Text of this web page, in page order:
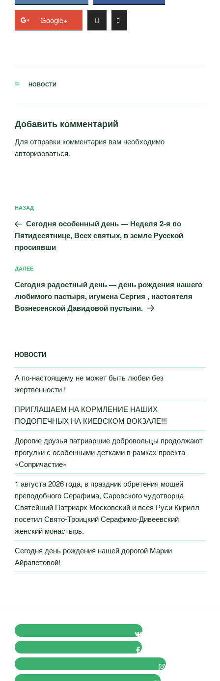
Google+
РУБРИКИ
НОВОСТИ
Добавить комментарий
Для отправки комментария вам необходимо
авторизоваться.
по
записям
Предыдущая
запись:
НАЗАД
Сегодня особенный день — Неделя 2-я по
Пятидесятнице, Всех святых, в земле Русской
просиявши
Следующая
запись
ДАЛЕЕ
Сегодня радостный день — день рождения нашего
любимого пастыря, игумена Сергия , настоятеля
Вознесенской Давидовой пустыни.
НОВОСТИ
А по-настоящему не может быть любви без
жертвенности !
ПРИГЛАШАЕМ НА КОРМЛЕНИЕ НАШИХ
ПОДОПЕЧНЫХ НА КИЕВСКОМ ВОКЗАЛЕ!!!
Дорогие друзья патриаршие добровольцы продолжают
прогулки с особенными детками в рамках проекта
«Сопричастие»
1 августа 2026 года, в праздник обретения мощей
преподобного Серафима, Саровского чудотворца
Святейший Патриарх Московский и всея Руси Кирилл
посетил Свято-Троицкий Серафимо-Дивеевский
женский монастырь.
Сегодня день рождения нашей дорогой Марии
Айрапетовой!
VK Православные Добровольцы
FB Православные Добровольцы
Instagram Православные Добровольцы